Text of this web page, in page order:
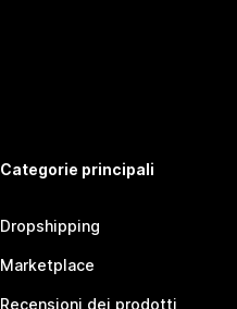
Categorie principali
Dropshipping
Marketplace
Recensioni dei prodotti